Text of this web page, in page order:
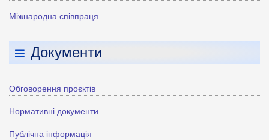
Міжнародна співпраця
Документи
Обговорення проєктів
Нормативні документи
Публічна інформація